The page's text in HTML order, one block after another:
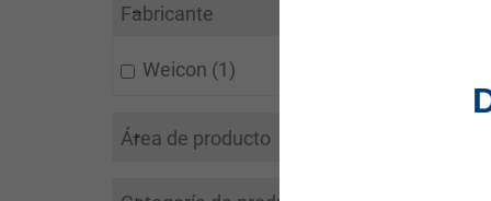
Fabricante
Weicon 1
Área de producto